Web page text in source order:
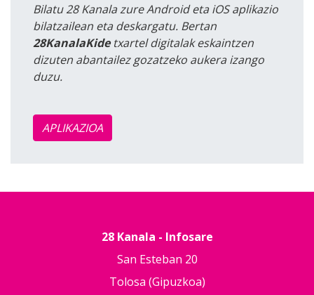
Bilatu 28 Kanala zure Android eta iOS aplikazio
bilatzailean eta deskargatu. Bertan
28KanalaKidetxartel digitalak eskaintzen
dizuten abantailez gozatzeko aukera izango
duzu.
APLIKAZIOA
28 Kanala - Infosare
San Esteban 20
Tolosa (Gipuzkoa)